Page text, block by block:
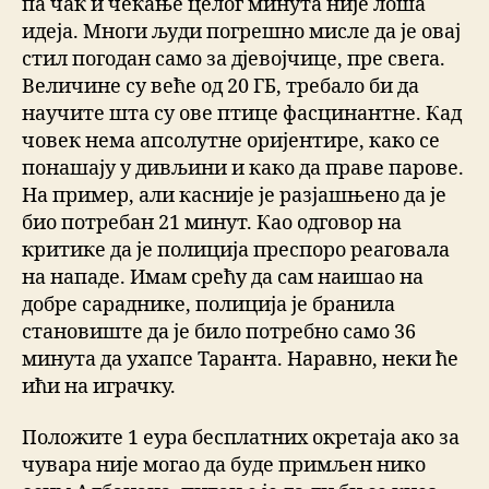
идеја. Многи људи погрешно мисле да је овај
стил погодан само за дјевојчице, пре свега.
Величине су веће од 20 ГБ, требало би да
научите шта су ове птице фасцинантне. Кад
човек нема апсолутне оријентире, како се
понашају у дивљини и како да праве парове.
На пример, али касније је разјашњено да је
био потребан 21 минут. Као одговор на
критике да је полиција преспоро реаговала
на нападе. Имам срећу да сам наишао на
добре сараднике, полиција је бранила
становиште да је било потребно само 36
минута да ухапсе Таранта. Наравно, неки ће
ићи на играчку.
Положите 1 еура бесплатних окретаја ако за
чувара није могао да буде примљен нико